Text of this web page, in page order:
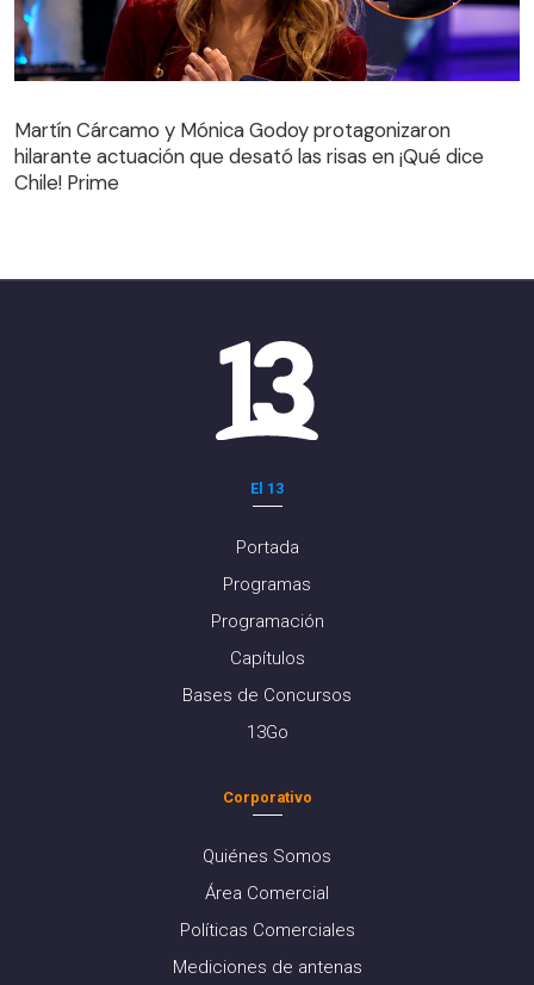
hilarante actuación que desató las risas en ¡Qué dice
Chile! Prime
Martín Cárcamo y Mónica Godoy protagonizaron
hilarante actuación que desató las risas en ¡Qué dice
Chile! Prime
El 13
Portada
Programas
Programación
Capítulos
Bases de Concursos
13Go
Corporativo
Quiénes Somos
Área Comercial
Políticas Comerciales
Mediciones de antenas